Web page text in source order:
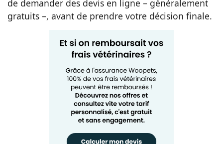
de demander des devis en ligne – généralement
gratuits –, avant de prendre votre décision finale.